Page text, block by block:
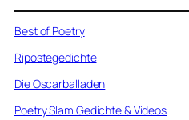
Best of Poetry
Ripostegedichte
Die Oscarballaden
Poetry Slam Gedichte & Videos